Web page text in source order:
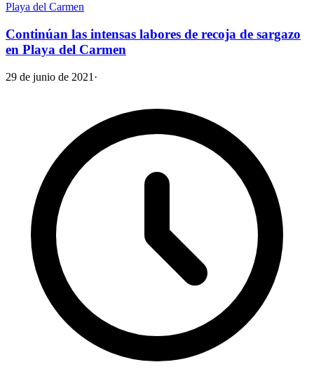
Playa del Carmen
Continúan las intensas labores de recoja de sargazo
en Playa del Carmen
29 de junio de 2021 ·